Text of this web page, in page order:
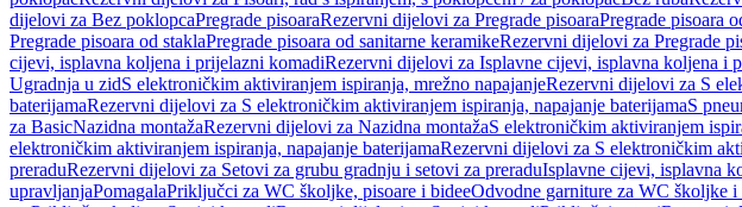
dijelovi za Bez poklopcaPregrade pisoaraRezervni dijelovi za Pregrade pisoaraPregrade pisoara
Pregrade pisoara od staklaPregrade pisoara od sanitarne keramikeRezervni dijelovi za Pregrade
cijevi, isplavna koljena i prijelazni komadiRezervni dijelovi za Isplavne cijevi, isplavna koljena i
Ugradnja u zidS elektroničkim aktiviranjem ispiranja, mrežno napajanjeRezervni dijelovi za S
baterijamaRezervni dijelovi za S elektroničkim aktiviranjem ispiranja, napajanje baterijamaS
za BasicNazidna montažaRezervni dijelovi za Nazidna montažaS elektroničkim aktiviranjem
elektroničkim aktiviranjem ispiranja, napajanje baterijamaRezervni dijelovi za S elektroničkim
preraduRezervni dijelovi za Setovi za grubu gradnju i setovi za preraduIsplavne cijevi, isplavna
upravljanjaPomagalaPriključci za WC školjke, pisoare i bideeOdvodne garniture za WC školjke i